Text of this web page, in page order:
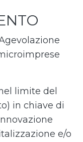
limite del
in chiave di
e/o